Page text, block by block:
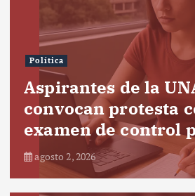
Política
Aspirantes de la
convocan protesta
examen de control
agosto 2, 2026